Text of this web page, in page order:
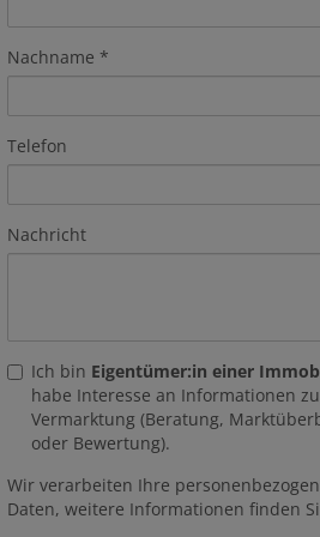
Nachname
Telefon
Nachricht
Ich bin Eigentümer:in einer
habe Interesse an Informationen
Vermarktung (Beratung,
oder Bewertung).
Wir verarbeiten Ihre
Daten, weitere Informationen finden